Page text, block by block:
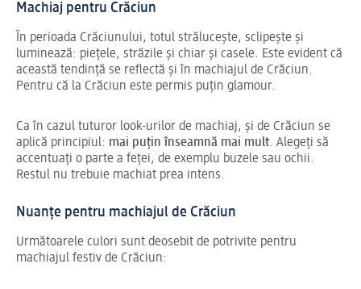
Machiaj pentru Crăciun
În perioada Crăciunului, totul strălucește, sclipește și
luminează: piețele, străzile și chiar și casele. Este evident că
această tendință se reflectă și în machiajul de Crăciun.
Pentru că la Crăciun este permis puțin glamour.
Ca în cazul tuturor look-urilor de machiaj, și de Crăciun se
aplică principiul: mai puțin înseamnă mai mult. Alegeți să
accentuați o parte a feței, de exemplu buzele sau ochii.
Restul nu trebuie machiat prea intens.
Nuanțe pentru machiajul de Crăciun
Următoarele culori sunt deosebit de potrivite pentru
machiajul festiv de Crăciun: